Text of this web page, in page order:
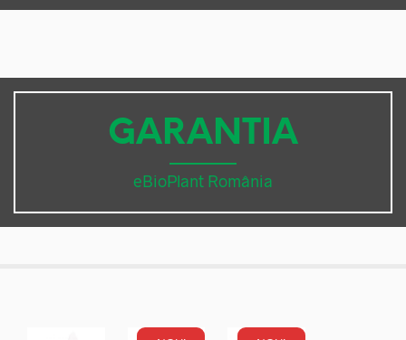
GARANTIA
eBioPlant România